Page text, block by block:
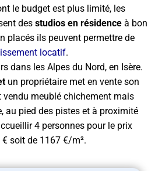
le budget est plus limité, les
des studios en résidence à bon
placés ils peuvent permettre de
locatif.
dans les Alpes du Nord, en Isère.
un propriétaire met en vente son
vendu meublé chichement mais
au pied des pistes et à proximité
4 personnes pour le prix
soit de 1167 €/m².